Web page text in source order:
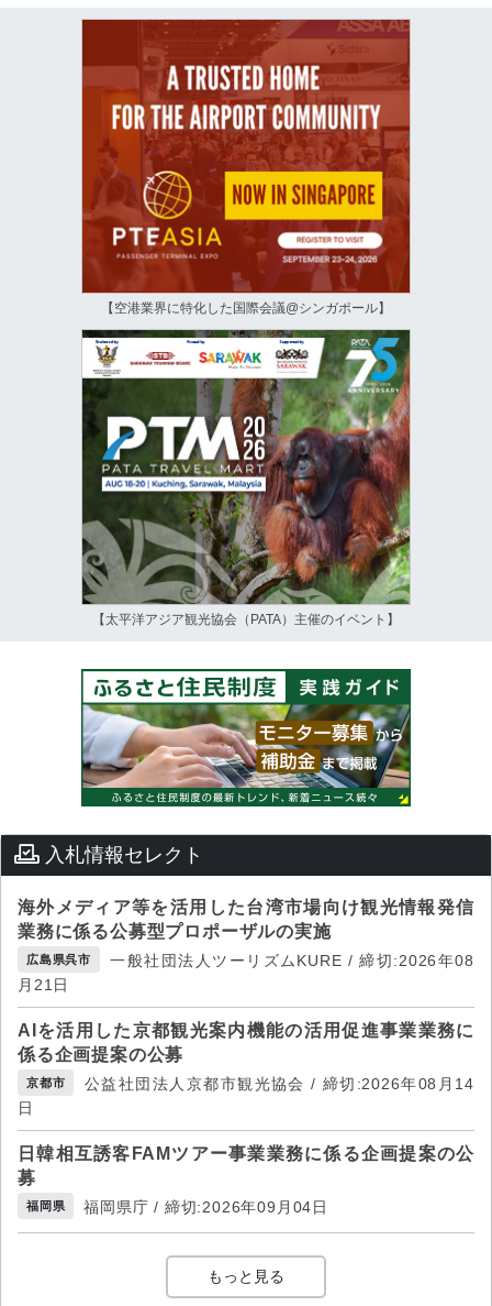
【空港業界に特化した国際会議@シンガポール】
【太平洋アジア観光協会（PATA）主催のイベント】
入札情報セレクト
海外メディア等を活用した台湾市場向け観光情報発信
業務に係る公募型プロポーザルの実施
広島県呉市
一般社団法人ツーリズムKURE / 締切:2026年08
月21日
AIを活用した京都観光案内機能の活用促進事業業務に
係る企画提案の公募
京都市
公益社団法人京都市観光協会 / 締切:2026年08月14
日
日韓相互誘客FAMツアー事業業務に係る企画提案の公
募
福岡県 福岡県庁 / 締切:2026年09月04日
もっと見る